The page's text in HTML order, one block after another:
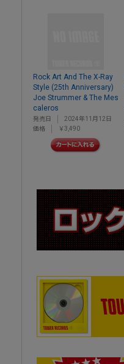
Rock Art And The X-Ray
Style (25th Anniversary)
Joe Strummer & The Mes
caleros
発売日
2024年11月12日
価格
￥3,490